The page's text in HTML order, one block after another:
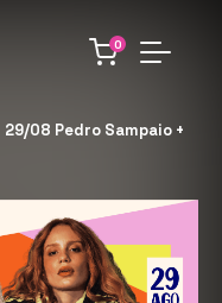
0
29/08 Pedro Sampaio +